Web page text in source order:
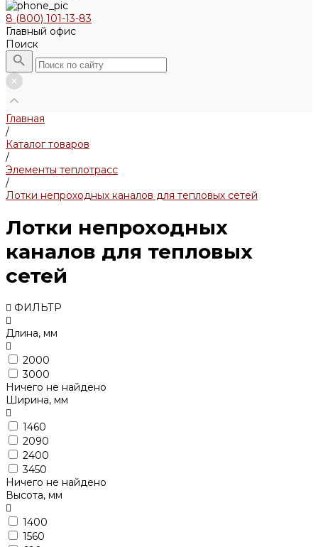
8 (800) 101-13-83
Главный офис
Поиск
Главная
/
Каталог товаров
/
Элементы теплотрасс
/
Лотки непроходных каналов для тепловых сетей
Лотки непроходных
каналов для тепловых
сетей
ФИЛЬТР
Длина, мм
2000
3000
Ничего не найдено
Ширина, мм
1460
2090
2400
3450
Ничего не найдено
Высота, мм
1400
1560